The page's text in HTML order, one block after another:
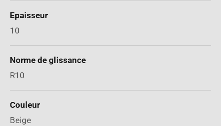
Epaisseur
10
Norme de glissance
R10
Couleur
Beige